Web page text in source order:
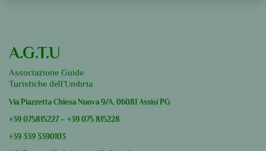
A.G.T.U
Associazione Guide
Turistiche dell’Umbria
Via Piazzetta Chiesa Nuova 9/A, 06081 Assisi PG
+39 075815227 – +39 075 815228
+39 339 3390103